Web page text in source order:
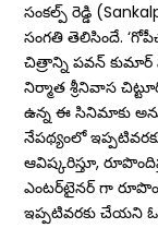
సంకల్ప్‌ రెడ్డి
సంగతి తెలిసిందే.
చిత్రాన్ని పవన్
నిర్మాత శ్రీనివాస
ఉన్న ఈ సినిమాకు
నేపథ్యంలో
ఆవిష్కరిస్తూ,
ఎంటర్‌టైనర్‌ గా
ఇప్పటివరకు చేయని